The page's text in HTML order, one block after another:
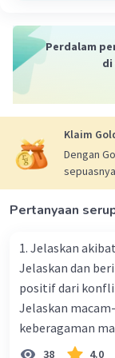
-
yang
24 Januari
letak
posisi
dan di
Pasifik.
Perdalam
di
Klaim
Dengan
Pertanyaan
1. Jelaskan
Jelaskan dan
positif dari
Jelaskan
keberagaman
Mengapa dalam
38 4.0